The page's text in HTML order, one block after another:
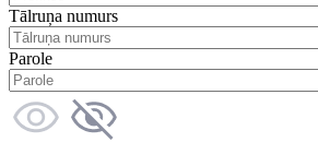
Tālruņa numurs
Parole